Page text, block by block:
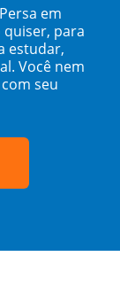
em
quiser, para
estudar,
Você nem
seu